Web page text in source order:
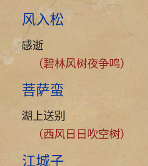
风入松
感逝
（碧林风树夜争鸣）
菩萨蛮
湖上送别
（西风日日吹空树）
江城子